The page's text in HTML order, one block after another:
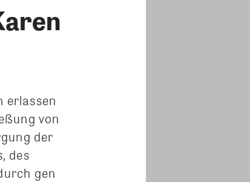
erlassen
von
der
des
gen